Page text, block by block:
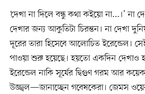
‘দেখা না দিলে বন্ধু কথা কইয়ো না...।’ না
দেখার জন্য আকুতিটা চিরন্তন। না দেখা
দূরের তারা হিসেবে আলোচিত ইরেন্ডেল।
পাওয়া শুরু হয়েছে। হয়তো একদিন দেখাও
ইরেন্ডেল নাকি সূর্যের দ্বিগুণ গরম আর
উজ্জ্বল—জানাচ্ছেন গবেষকেরা। জেমস